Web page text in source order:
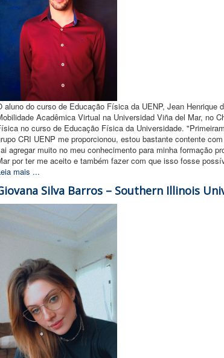
aluno do curso de Educação Física da UENP, Jean Henrique
Acadêmica Virtual na Universidad Viña del Mar, no
no curso de Educação Física da Universidade.
CRI UENP me proporcionou, estou bastante contente
agregar muito no meu conhecimento para minha formação
por ter me aceito e também fazer com que isso fosse
mais ...
Silva Barros – Southern Illinois